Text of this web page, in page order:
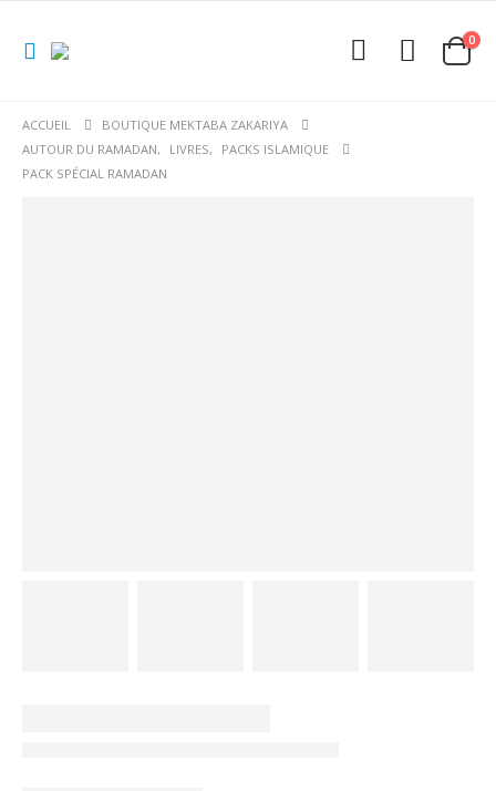
0
ACCUEIL
BOUTIQUE MEKTABA ZAKARIYA
AUTOUR DU RAMADAN, LIVRES,
PACKS ISLAMIQUE
PACK SPÉCIAL RAMADAN